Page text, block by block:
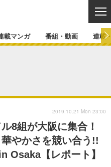
マンガ
イベント
コスプレ
カバー
連載一覧
ラジオ
コラム
載マンガ 番組・動画 連載
8組が大阪に集合！
やかさを競い合う!!
Osaka【レポート】
2019.10.21 Mon 23:00